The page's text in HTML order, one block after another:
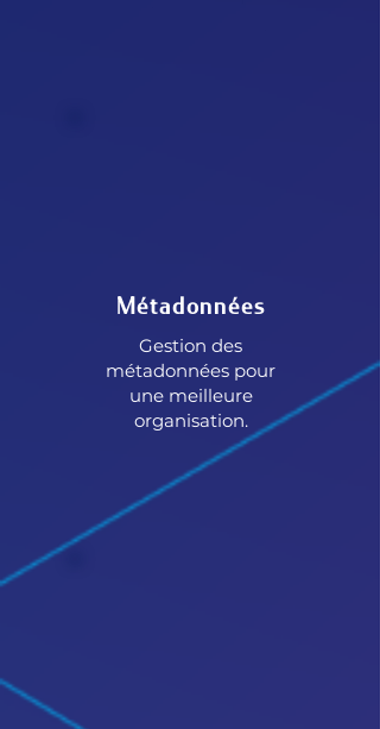
Métadonnées
Gestion des
métadonnées pour
une meilleure
organisation.